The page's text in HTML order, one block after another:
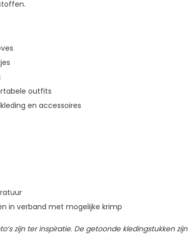
outfits
en accessoires
in verband met mogelijke krimp
zijn ter inspiratie. De getoonde kledingstukken zijn